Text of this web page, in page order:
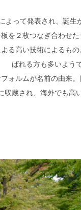
よって発表され、誕
を２枚つなぎ合わせ
る高い技術によるも
ばれる方も多いようで
ォルムが名前の由来
収蔵され、海外でも高